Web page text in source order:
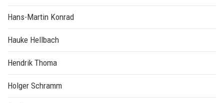
Hans-Martin Konrad
Hauke Hellbach
Hendrik Thoma
Holger Schramm